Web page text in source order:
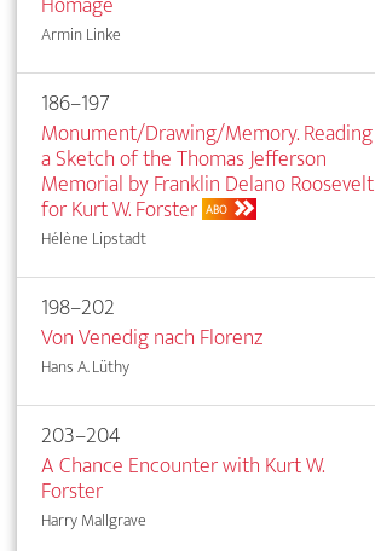
Armin Linke
186–197
Monument/Drawing/Memory. Reading
a Sketch of the Thomas Jefferson
Memorial by Franklin Delano Roosevelt
for Kurt W. Forster ABO
Hélène Lipstadt
198–202
Von Venedig nach Florenz
Hans A. Lüthy
203–204
A Chance Encounter with Kurt W.
Forster
Harry Mallgrave